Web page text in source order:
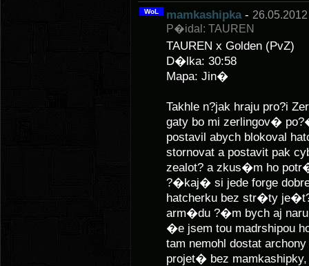
WoL mamkashipka-
P�idal: TAUREN
TAUREN x Golden (PvZ)
D�lka: 30:58
Mapa: Jin�
Takhle n?jak hraju pro?i
gaty bo mi zerlingov�
postavil abych blokoval
stornovat a postavit pak
zealot? a zkus�m ho
?�kaj� si jede forge
hatcherku bez str�ty
arm�du ?�m bych aj
�e jsem tou madrshipou
tam nemohl dostat
projet� bez